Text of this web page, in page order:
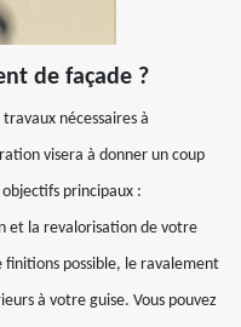
de façade ?
nécessaires à
visera à donner un coup
principaux :
et la revalorisation de votre
finitions possible, le ravalement
à votre guise. Vous pouvez